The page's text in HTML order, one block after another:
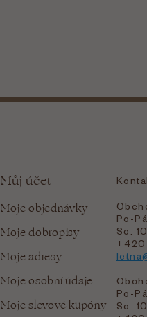
Můj účet
Moje objednávky
Moje dobropisy
Moje adresy
Moje osobní údaje
Moje slevové kupóny
Po-
So:
Po-
So: